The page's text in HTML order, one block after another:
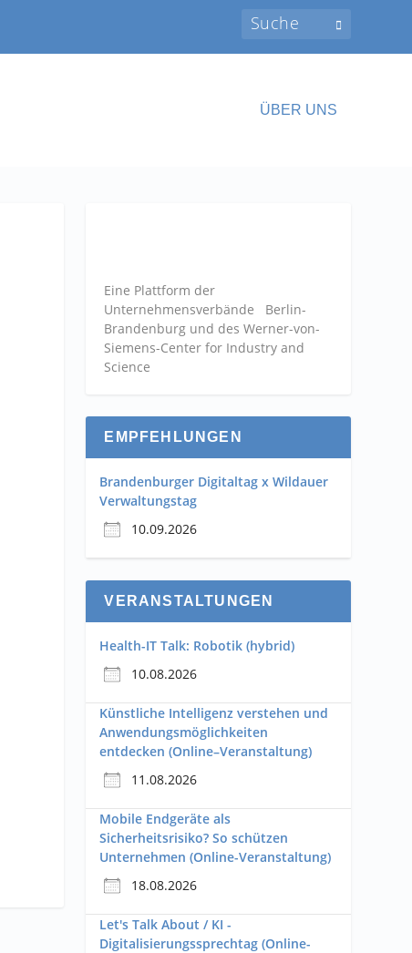
ÜBER UNS
Eine Plattform der
Unternehmensverbände Berlin-
Brandenburg und des Werner-von-
Siemens-Center for Industry and
Science
EMPFEHLUNGEN
Brandenburger Digitaltag x Wildauer
Verwaltungstag
10.09.2026
VERANSTALTUNGEN
Health-IT Talk: Robotik (hybrid)
10.08.2026
Künstliche Intelligenz verstehen und
Anwendungsmöglichkeiten
entdecken (Online–Veranstaltung)
11.08.2026
Mobile Endgeräte als
Sicherheitsrisiko? So schützen
Unternehmen (Online-Veranstaltung)
18.08.2026
Let's Talk About / KI -
Digitalisierungssprechtag (Online-